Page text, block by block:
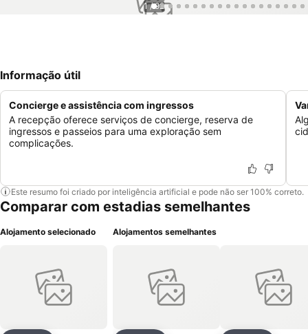
1 / 92
Informação útil
Concierge e assistência com ingressos
A recepção oferece serviços de concierge, reserva de
ingressos e passeios para uma exploração sem
complicações.
Este resumo foi criado por inteligência artificial e pode não ser 100% correto.
Comparar com estadias semelhantes
Alojamento selecionado Alojamentos semelhantes